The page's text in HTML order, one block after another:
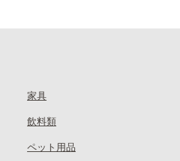
家具
飲料類
ペット用品